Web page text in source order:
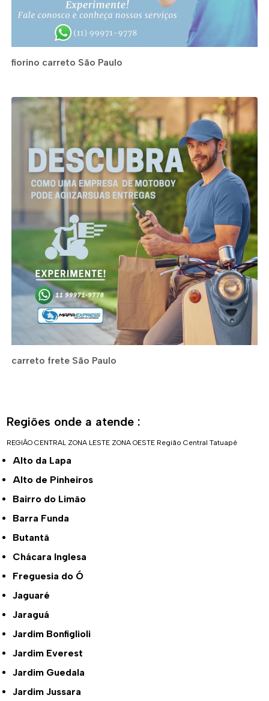
fiorino carreto São Paulo
carreto frete São Paulo
Regiões onde a atende :
REGIÃO CENTRAL ZONA LESTE ZONA OESTE Região Central Tatuapé
Alto da Lapa
Alto de Pinheiros
Bairro do Limão
Barra Funda
Butantã
Chácara Inglesa
Freguesia do Ó
Jaguaré
Jaraguá
Jardim Bonfiglioli
Jardim Everest
Jardim Guedala
Jardim Jussara